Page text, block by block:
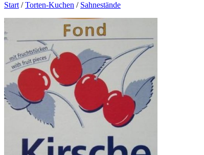
Start /Torten-Kuchen / Sahnestände